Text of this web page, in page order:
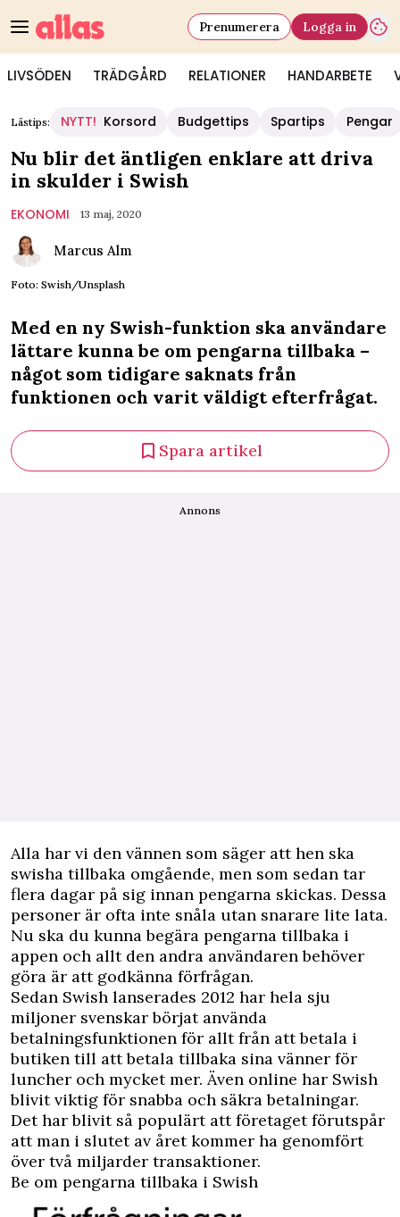
LIVSÖDEN TRÄDGÅRD RELATIONER HANDARBETE
Prenumerera Logga in
Lästips: NYTT! Korsord Budgettips Spartips Pengar
Nu blir det äntligen enklare att driva
in skulder i Swish
EKONOMI 13 maj, 2020
Marcus Alm
Foto: Swish/Unsplash
Med en ny Swish-funktion ska användare
lättare kunna be om pengarna tillbaka –
något som tidigare saknats från
funktionen och varit väldigt efterfrågat.
Spara artikel
Annons
Alla har vi den vännen som säger att hen ska
swisha tillbaka omgående, men som sedan tar
flera dagar på sig innan pengarna skickas. Dessa
personer är ofta inte snåla utan snarare lite lata.
Nu ska du kunna begära pengarna tillbaka i
appen och allt den andra användaren behöver
göra är att godkänna förfrågan.
Sedan Swish lanserades 2012 har hela sju
miljoner svenskar börjat använda
betalningsfunktionen för allt från att betala i
butiken till att betala tillbaka sina vänner för
luncher och mycket mer. Även online har Swish
blivit viktig för snabba och säkra betalningar.
Det har blivit så populärt att företaget förutspår
att man i slutet av året kommer ha genomfört
över två miljarder transaktioner.
Be om pengarna tillbaka i Swish